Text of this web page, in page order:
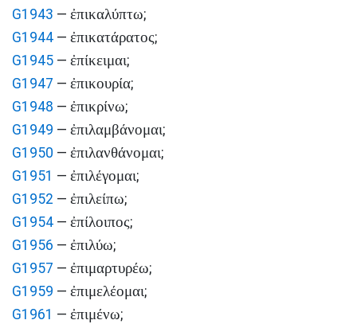
G1943 — ἐπικαλύπτω;
G1944 — ἐπικατάρατος;
G1945 — ἐπίκειμαι;
G1947 — ἐπικουρία;
G1948 — ἐπικρίνω;
G1949 — ἐπιλαμβάνομαι;
G1950 — ἐπιλανθάνομαι;
G1951 — ἐπιλέγομαι;
G1952 — ἐπιλείπω;
G1954 — ἐπίλοιπος;
G1956 — ἐπιλύω;
G1957 — ἐπιμαρτυρέω;
G1959 — ἐπιμελέομαι;
G1961 — ἐπιμένω;